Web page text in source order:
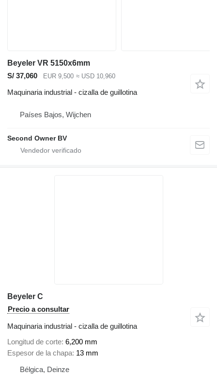
Beyeler VR 5150x6mm
S/ 37,060
EUR 9,500 ≈ USD 10,960
Maquinaria industrial - cizalla de guillotina
Países Bajos, Wijchen
Second Owner BV
Beyeler C
Precio a consultar
Maquinaria industrial - cizalla de guillotina
Longitud de corte 6,200 mm
Espesor de la chapa 13 mm
Bélgica, Deinze